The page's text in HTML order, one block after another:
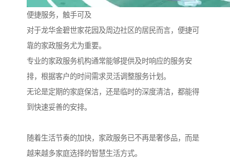
便捷服务，触手可及
对于龙华金碧世家花园及周边社区的居民而言，便捷可
靠的家政服务尤为重要。
专业的家政服务机构通常能够提供及时响应的服务安
排，根据客户的时间需求灵活调整服务计划。
无论是定期的家庭保洁，还是临时的深度清洁，都能得
到快速妥善的安排。
随着生活节奏的加快，家政服务已不再是奢侈品，而是
越来越多家庭选择的智慧生活方式。